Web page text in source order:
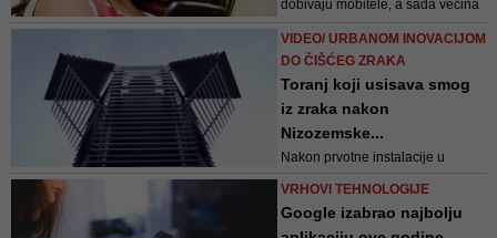
dobivaju mobitele, a sada većina
sedam godina, prenosi BBC
VIDEO/ URBANOM INOVACIJOM
DO ČIŠĆEG ZRAKA
Toranj koji usisava smog
iz zraka nakon
Nizozemske...
Nakon prvotne instalacije u
vakuumski čistač smoga na
VRHOVI TEHNOLOGIJE
Google izabrao najbolju